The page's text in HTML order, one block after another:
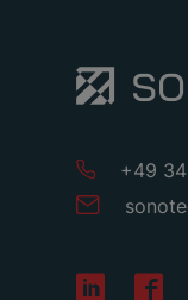
+49